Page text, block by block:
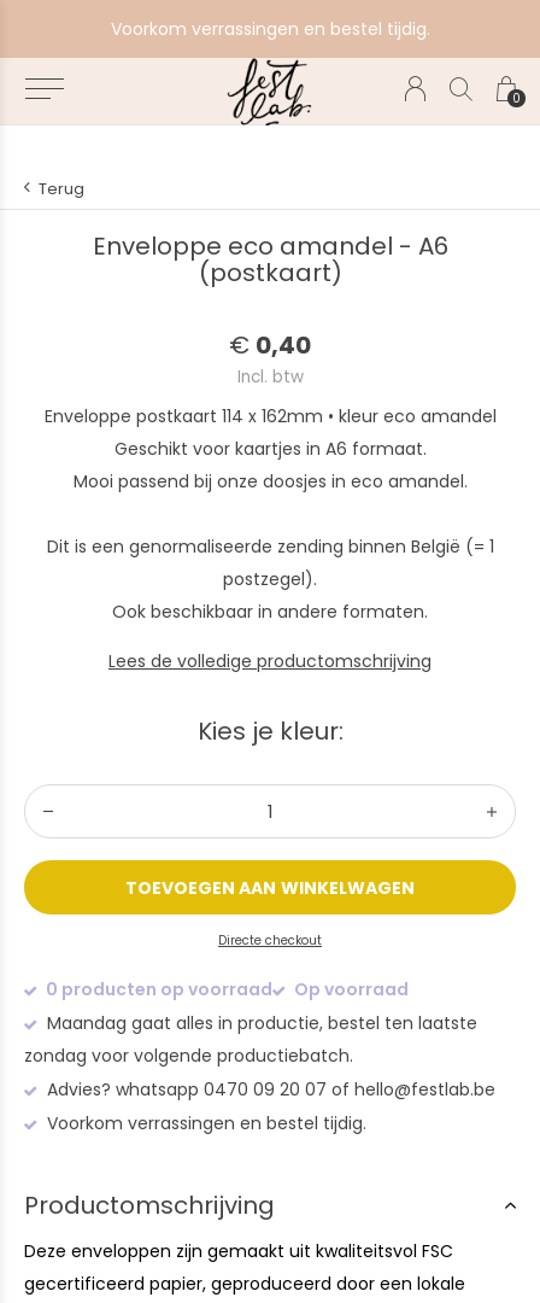
0
Voorkom verrassingen en bestel tijdig.
Terug
Enveloppe eco amandel - A6
(postkaart)
€ 0,40
Incl. btw
Enveloppe postkaart 114 x 162mm • kleur eco amandel
Geschikt voor kaartjes in A6 formaat.
Mooi passend bij onze doosjes in eco amandel.
Dit is een genormaliseerde zending binnen België (= 1
postzegel).
Ook beschikbaar in andere formaten.
Lees de volledige productomschrijving
Kies je kleur:
TOEVOEGEN AAN WINKELWAGEN
Directe checkout
0 producten op voorraad
Op voorraad
Maandag gaat alles in productie, bestel ten laatste
zondag voor volgende productiebatch.
Advies? whatsapp 0470 09 20 07 of hello@festlab.be
Voorkom verrassingen en bestel tijdig.
Productomschrijving
Deze enveloppen zijn gemaakt uit kwaliteitsvol FSC
gecertificeerd papier, geproduceerd door een lokale